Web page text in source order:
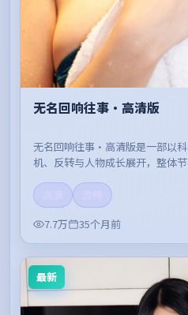
无名回响往事·高清版
无名回响往事·高清版是一部以
机、反转与人物成长展开，整体
7.7万
35个月前
最新